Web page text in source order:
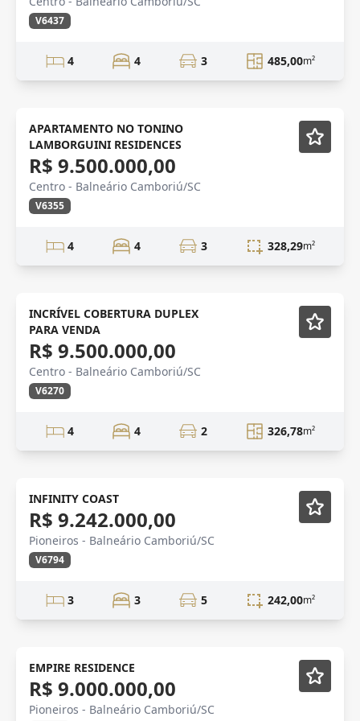
V6437
4 4 3 485,00m²
ALTO PADRÃO Lançamento
APARTAMENTO NO TONINO
LAMBORGUINI RESIDENCES
R$ 9.500.000,00
Centro - Balneário Camboriú/SC
V6355
4 4 3 328,29m²
DUPLEX Mobiliado
INCRÍVEL COBERTURA DUPLEX
PARA VENDA
R$ 9.500.000,00
Centro - Balneário Camboriú/SC
V6270
4 4 2 326,78m²
Novidade Lançamento
INFINITY COAST
R$ 9.242.000,00
Pioneiros - Balneário Camboriú/SC
V6794
3 3 5 242,00m²
Novidade
EMPIRE RESIDENCE
R$ 9.000.000,00
Pioneiros - Balneário Camboriú/SC